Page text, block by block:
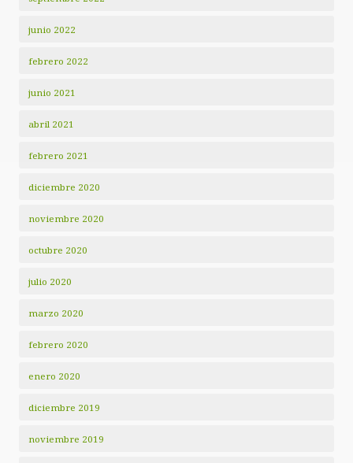
junio 2022
febrero 2022
junio 2021
abril 2021
febrero 2021
diciembre 2020
noviembre 2020
octubre 2020
julio 2020
marzo 2020
febrero 2020
enero 2020
diciembre 2019
noviembre 2019